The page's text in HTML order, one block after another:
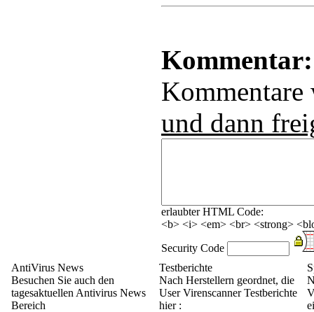
Kommentar:
und dann
erlaubter HTML Code:
<b> <i> <em> <br> <strong>
Security Code
AntiVirus News
Besuchen Sie auch den
tagesaktuellen Antivirus News
Bereich
Testberichte
Nach Herstellern geordnet, die
User Virenscanner Testberichte
hier :